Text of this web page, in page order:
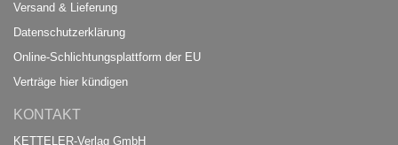
Versand & Lieferung
Datenschutzerklärung
Online-Schlichtungsplattform der EU
Verträge hier kündigen
KONTAKT
KETTELER-Verlag GmbH